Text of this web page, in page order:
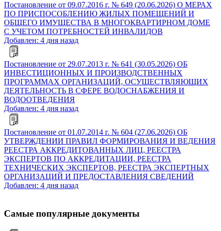
Постановление от 09.07.2016 г. № 649 (20.06.2026) О МЕРАХ
ПО ПРИСПОСОБЛЕНИЮ ЖИЛЫХ ПОМЕЩЕНИЙ И
ОБЩЕГО ИМУЩЕСТВА В МНОГОКВАРТИРНОМ ДОМЕ
С УЧЕТОМ ПОТРЕБНОСТЕЙ ИНВАЛИДОВ
Добавлен: 4 дня назад
Постановление от 29.07.2013 г. № 641 (30.05.2026) ОБ
ИНВЕСТИЦИОННЫХ И ПРОИЗВОДСТВЕННЫХ
ПРОГРАММАХ ОРГАНИЗАЦИЙ, ОСУЩЕСТВЛЯЮЩИХ
ДЕЯТЕЛЬНОСТЬ В СФЕРЕ ВОДОСНАБЖЕНИЯ И
ВОДООТВЕДЕНИЯ
Добавлен: 4 дня назад
Постановление от 01.07.2014 г. № 604 (27.06.2026) ОБ
УТВЕРЖДЕНИИ ПРАВИЛ ФОРМИРОВАНИЯ И ВЕДЕНИЯ
РЕЕСТРА АККРЕДИТОВАННЫХ ЛИЦ, РЕЕСТРА
ЭКСПЕРТОВ ПО АККРЕДИТАЦИИ, РЕЕСТРА
ТЕХНИЧЕСКИХ ЭКСПЕРТОВ, РЕЕСТРА ЭКСПЕРТНЫХ
ОРГАНИЗАЦИЙ И ПРЕДОСТАВЛЕНИЯ СВЕДЕНИЙ
Добавлен: 4 дня назад
Самые популярные документы